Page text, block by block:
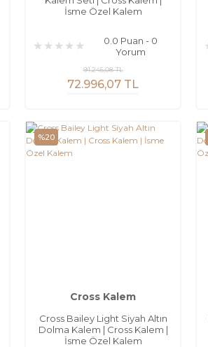
İsme Özel Kalem
0.0 Puan - 0
Yorum
72.996,07 TL
91.245,08 TL
%20
Cross Kalem
Cross Bailey Light Siyah Altın
Dolma Kalem | Cross Kalem |
İsme Özel Kalem